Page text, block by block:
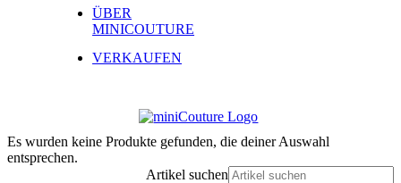
ÜBER
MINICOUTURE
VERKAUFEN
Es wurden keine Produkte gefunden, die deiner Auswahl
entsprechen.
Artikel suchen